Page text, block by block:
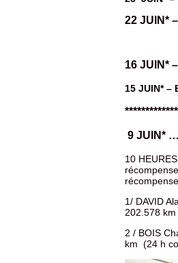
22 JUIN*
le
16 JUIN*
15 JUIN* –
9 JUIN*
10
1/ DAVID
202.578
2 / BOIS
km (24 h